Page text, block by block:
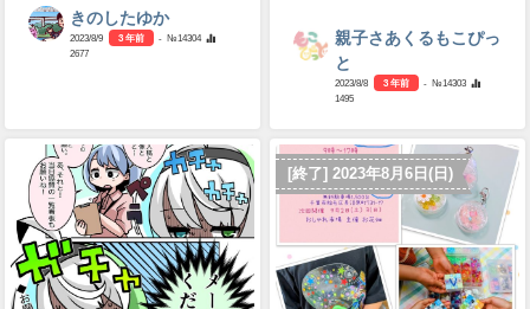
きのしたゆか
2023/8/9 3 年前
- №14304
2677
親子さあくるもこぴっ
と
2023/8/8 3 年前
- №14303
1495
[終了] 2023年8月6日(日)